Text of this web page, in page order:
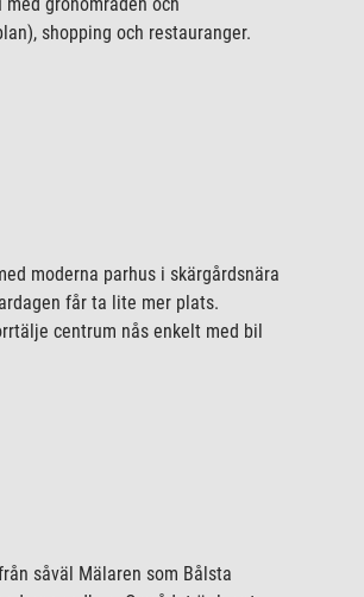
shopping och restauranger.
moderna parhus i skärgårdsnära
får ta lite mer plats.
centrum nås enkelt med bil
såväl Mälaren som Bålsta